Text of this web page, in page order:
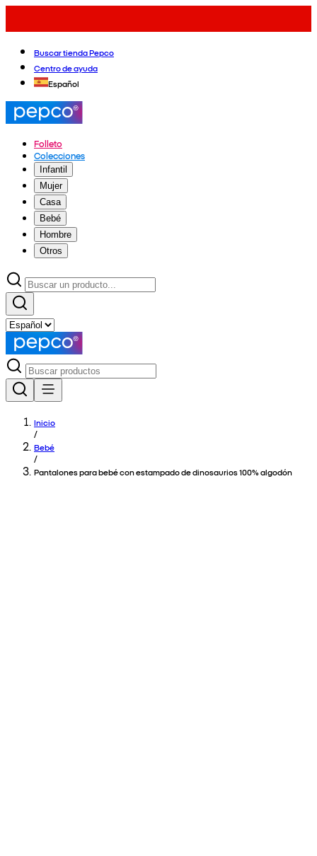
Buscar tienda Pepco
Centro de ayuda
Español
Folleto
Colecciones
Infantil
Mujer
Casa
Bebé
Hombre
Otros
Inicio
/
Bebé
/
Pantalones para bebé con estampado de dinosaurios 100% algodón